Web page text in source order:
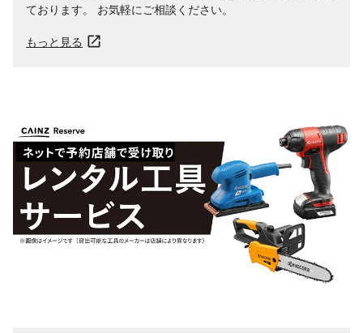
ております。 お気軽にご相談ください。
もっと見る